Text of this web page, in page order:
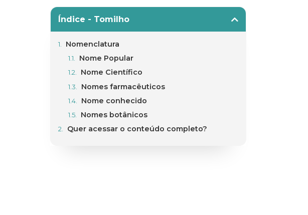
Índice - Tomilho
Nomenclatura
Nome Popular
Nome Científico
Nomes farmacêuticos
Nome conhecido
Nomes botânicos
Quer acessar o conteúdo completo?